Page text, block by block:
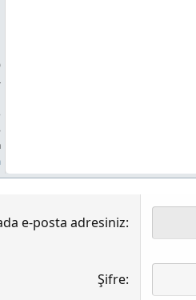
e-posta adresiniz
Şifre